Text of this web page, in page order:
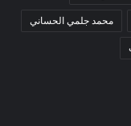
محمد جلمي الحساني